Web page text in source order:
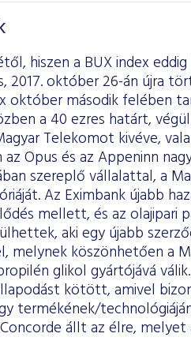
hiszen a BUX index
október 26-án újra
második felében
a 40 ezres határt,
Telekomot kivéve,
Opus és az Appeninn
szereplő vállalattal, a
Az Eximbank újabb
mellett, és az olajipari
aki egy újabb
melynek köszönhetően a
glikol gyártójává
kötött, amivel
termékének/
állt az élre, melyet